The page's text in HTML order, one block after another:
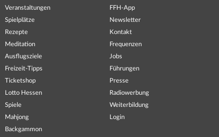
Veranstaltungen
Spielplätze
Rezepte
Meditation
Ausflugsziele
Freizeit-Tipps
Ticketshop
Lotto Hessen
Spiele
Mahjong
Backgammon
FFH-App
Newsletter
Kontakt
Frequenzen
Jobs
Führungen
Presse
Radiowerbung
Weiterbildung
Login